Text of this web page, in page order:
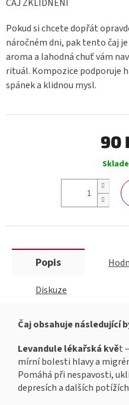
ČAJ ZKLIDNĚNÍ
Pokud si chcete dopřát
náročném dni, pak tento čaj
aroma a lahodná chuť vám
rituál. Kompozice podporuje
spánek a klidnou mysl.
90
cena:
Popis
Diskuze
Čaj obsahuje následující
Levandule lékařská květ
mírní bolesti hlavy a
Pomáhá při nespavosti,
depresích a dalších